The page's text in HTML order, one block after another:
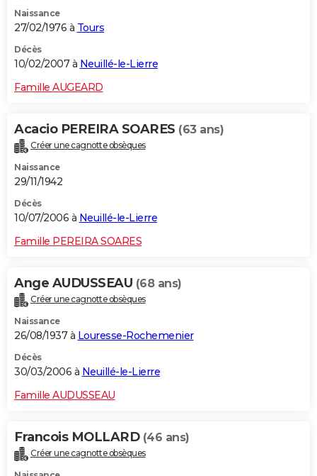
Naissance
27/02/1976 à Tours
Décès
10/02/2007 à Neuillé-le-Lierre
Famille AUGEARD
Acacio PEREIRA SOARES (63 ans)
Créer une cagnotte obsèques
Naissance
29/11/1942
Décès
10/07/2006 à Neuillé-le-Lierre
Famille PEREIRA SOARES
Ange AUDUSSEAU (68 ans)
Créer une cagnotte obsèques
Naissance
26/08/1937 à Louresse-Rochemenier
Décès
30/03/2006 à Neuillé-le-Lierre
Famille AUDUSSEAU
Francois MOLLARD (46 ans)
Créer une cagnotte obsèques